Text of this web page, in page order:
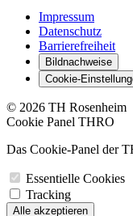
Impressum
Datenschutz
Barrierefreiheit
Bildnachweise
Cookie-
© 2026 TH Rosenheim
Cookie Panel THRO
Das Cookie-Panel der
Essentielle Cookies
Tracking
Alle akzeptieren